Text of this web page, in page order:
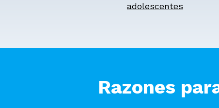
adolescentes
Razones